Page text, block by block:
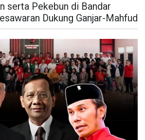
serta Pekebun di Bandar
Dukung Ganjar-Mahfud